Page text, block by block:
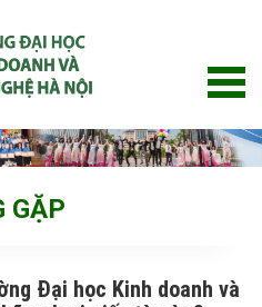
GẶP
Đại học Kinh doanh và